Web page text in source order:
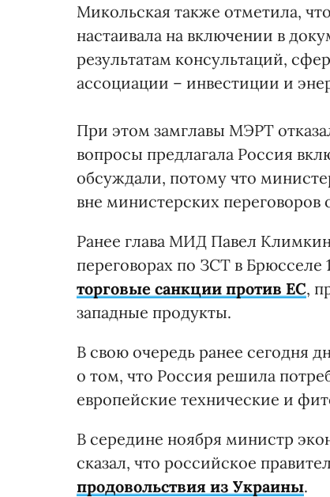
Микольская также отметила,
настаивала на включении в
результатам консультаций,
ассоциации – инвестиции и
При этом замглавы МЭРТ
вопросы предлагала Россия
обсуждали, потому что
вне министерских переговоров
Ранее глава МИД Павел
переговорах по ЗСТ в Брюсселе
торговые санкции против ЕС,
западные продукты.
В свою очередь ранее сегодня
о том, что Россия решила
европейские технические и
В середине ноября министр
сказал, что российское
продовольствия из Украины.